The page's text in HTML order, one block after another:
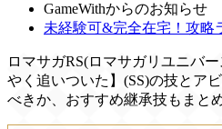
GameWithからのお知らせ
未経験可&完全在宅！攻略
ロマサガRS(ロマサガリユニバ
やく追いついた】(SS)の技とア
べきか、おすすめ継承技もまと